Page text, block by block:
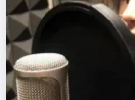
Города
Площадки
Артисты
Рейтинги